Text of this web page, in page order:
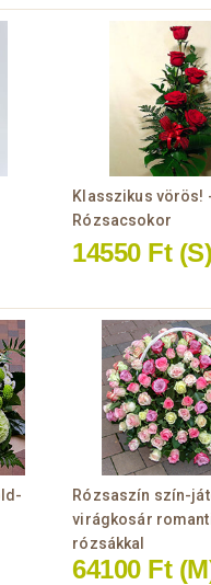
Klasszikus vörös!
Rózsacsokor
14550 Ft (S)
Rózsaszín szín-
virágkosár
rózsákkal
64100 Ft